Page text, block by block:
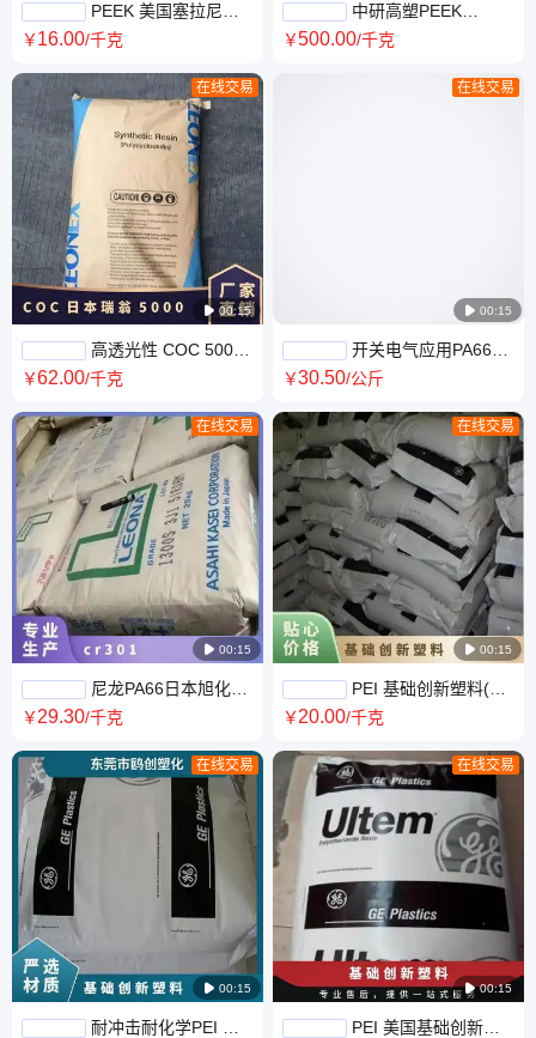
PEEK 美国塞拉尼斯
500G 耐疲劳 高刚性 尺寸稳定
￥16.00/千克
 00:15
在线交易
高透光性 COC 5000
日本瑞翁 耐热性 高透明 通用塑
￥62.00/千克
 00:15
在线交易
尼龙PA66日本旭化成
CR301 X01 聚酰胺66 导电 开
￥29.30/千克
 00:15
在线交易
耐冲击耐化学PEI 基
中研高塑PEEK
550GL30 玻纤增强 中等流动性
￥500.00/千克
 00:15
在线交易
开关电气应用PA66日
本旭化成FG170 BK 玻纤 特性
￥30.50/公斤
 00:15
在线交易
PEI 基础创新塑料(美
国) 1010-5173 耐高温 透明 增
￥20.00/千克
 00:15
在线交易
PEI 美国基础创新